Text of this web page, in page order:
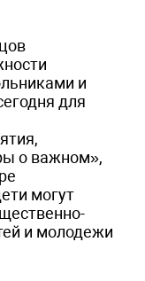
и
для
о важном»,
могут
и молодежи